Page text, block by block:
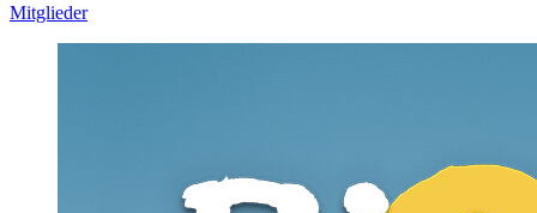
Mitglieder